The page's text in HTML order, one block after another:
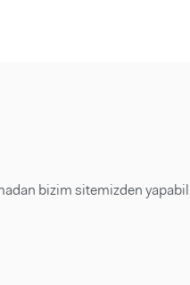
bizim sitemizden